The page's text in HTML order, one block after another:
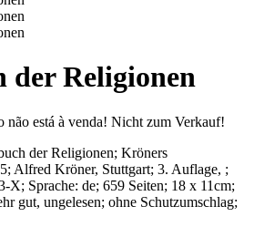
der Religionen
não está à venda! Nicht zum Verkauf!
der Religionen; Kröners
; Alfred Kröner, Stuttgart; 3. Auflage, ;
X; Sprache: de; 659 Seiten; 18 x 11cm;
gut, ungelesen; ohne Schutzumschlag;